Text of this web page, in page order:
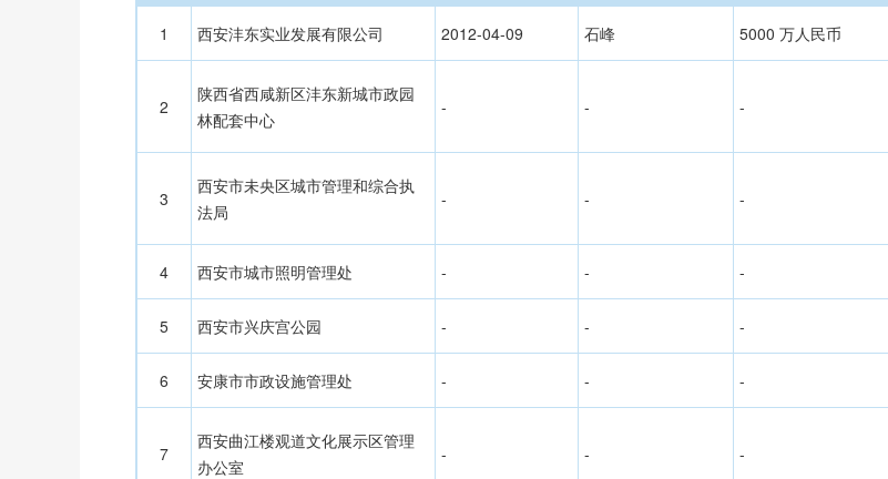
1 西安沣东实业发展有限公司 2012-04-09 石峰 5000 万人民币
2
陕西省西咸新区沣东新城市政园
林配套中心
- - -
3
西安市未央区城市管理和综合执
法局
- - -
4 西安市城市照明管理处 - - -
5 西安市兴庆宫公园 - - -
6 安康市市政设施管理处 - - -
7
西安曲江楼观道文化展示区管理
办公室
- - -